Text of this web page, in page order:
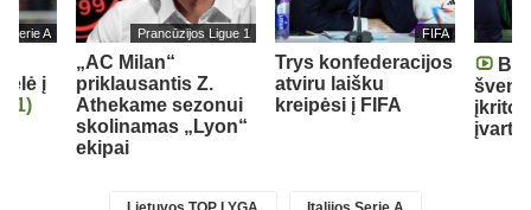
Serie A
į
(1)
Prancūzijos Ligue 1
„AC Milan“
priklausantis Z.
Athekame sezonui
skolinamas „Lyon“
ekipai
FIFA
Trys konfederacijos
atviru laišku
kreipėsi į FIFA
įkrito
įvartį